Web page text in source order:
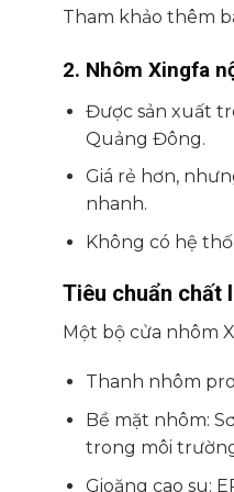
Tham khảo thêm
2. Nhôm Xingfa
Được sản xuất
Quảng Đông.
Giá rẻ hơn,
nhanh.
Không có hệ
Tiêu chuẩn chất
Một bộ cửa nhôm
Thanh nhôm
Bề mặt nhôm:
trong môi
Gioăng cao su: